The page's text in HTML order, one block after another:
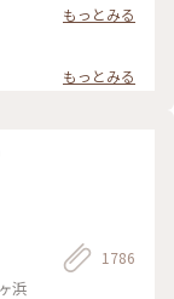
もっとみる
もっとみる
浜
1786